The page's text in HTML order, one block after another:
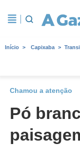
Início Capixaba
Chamou a atenção
Pó